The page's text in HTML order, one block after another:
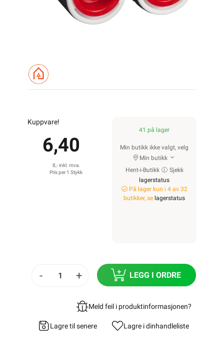
Kuppvare!
6,40
8,- inkl. mva.
Pris per 1 Stykk
41 på lager
Min butikk ikke valgt, velg
Min butikk
Hent-i-Butikk
Sjekk
lagerstatus
På lager kun i 4 av 32
butikker, se lagerstatus
- + LEGG I ORDRE
Meld feil i produktinformasjonen?
Lagre til senere Lagre i dinhandleliste